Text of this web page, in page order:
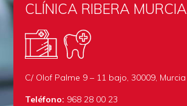
CLÍNICA RIBERA MURCIA
C/ Olof Palme 9 – 11 bajo, 30009, Murcia
Teléfono: 968 28 00 23